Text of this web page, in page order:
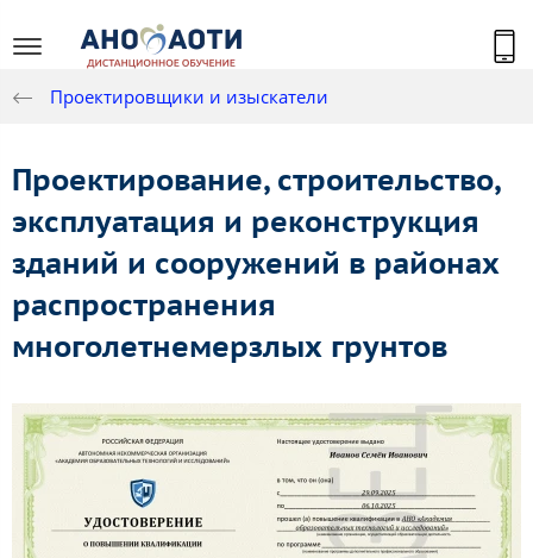
Проектировщики и изыскатели
Проектирование, строительство,
эксплуатация и реконструкция
зданий и сооружений в районах
распространения
многолетнемерзлых грунтов